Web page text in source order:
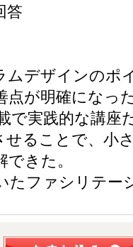
答
ムデザインのポ
点が明確になっ
で実践的な講座
せることで、小
きた。
たファシリテー